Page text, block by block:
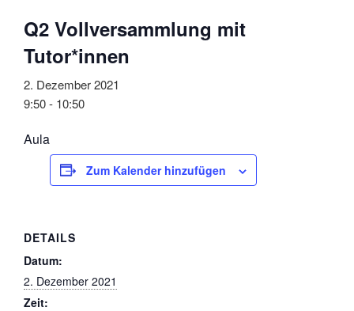
Q2 Vollversammlung mit
Tutor*innen
2. Dezember 2021
9:50- 10:50
Aula
Zum Kalender hinzufügen
DETAILS
Datum:
2. Dezember 2021
Zeit: